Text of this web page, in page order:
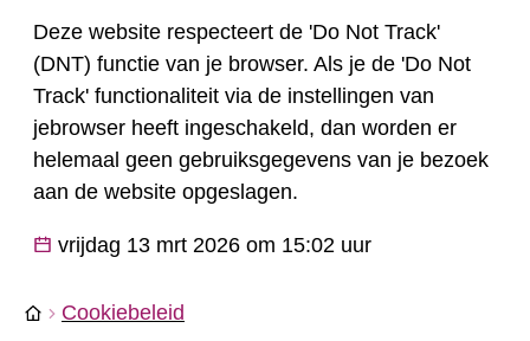
Deze website respecteert de 'Do Not Track'
(DNT) functie van je browser. Als je de 'Do Not
Track' functionaliteit via de instellingen van
jebrowser heeft ingeschakeld, dan worden er
helemaal geen gebruiksgegevens van je bezoek
aan de website opgeslagen.
Laatst bijgewerkt op
vrijdag 13 mrt 2026 om 15:02 uur
Startpagina
Cookiebeleid